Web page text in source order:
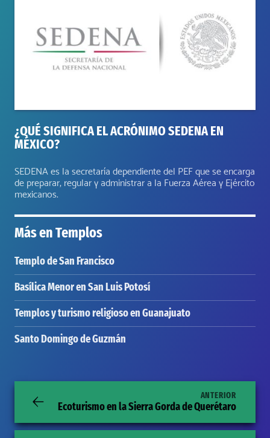
¿QUÉ SIGNIFICA EL ACRÓNIMO SEDENA EN
MÉXICO?
SEDENA es la secretaría dependiente del PEF que se encarga
de preparar, regular y administrar a la Fuerza Aérea y Ejército
mexicanos.
Más enTemplos
Templo de San Francisco
Basílica Menor en San Luis Potosí
Templos y turismo religioso en Guanajuato
Santo Domingo de Guzmán
ANTERIOR
Ecoturismo en la Sierra Gorda de Querétaro